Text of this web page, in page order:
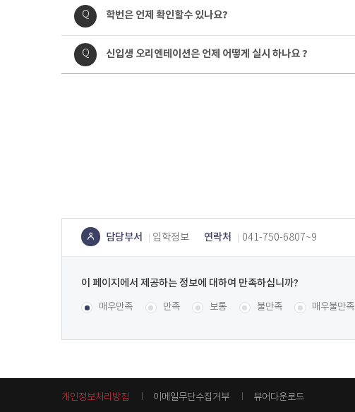
내
용
Q질
문
질
용
학번은 언제 확인할수 있나요?
Q질
문
질
신입생 오리엔테이션은 언제 어떻게 실시 하나요 ?
책임
담당부서 입학정보 연락처 041-750-6807~9
이
이
제
공
매우만족 만족 보통 불만족 매우불만족
개인정보처리방침 이메일무단수집거부 뷰어다운로드